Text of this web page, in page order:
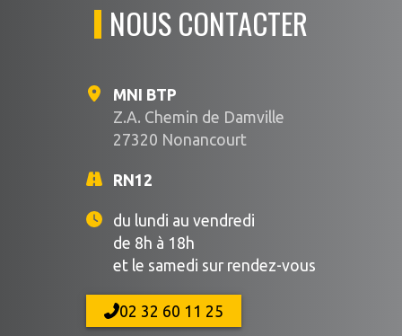
NOUS CONTACTER
MNI BTP
Z.A. Chemin de Damville
27320 Nonancourt
RN12
du lundi au vendredi
de 8h à 18h
et le samedi sur rendez-vous
02 32 60 11 25